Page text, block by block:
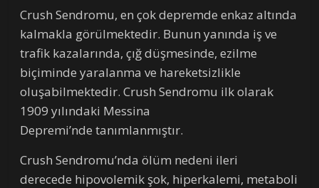
Crush Sendromu, en çok depremde enkaz altında
kalmakla görülmektedir. Bunun yanında iş ve
trafik kazalarında, çığ düşmesinde, ezilme
biçiminde yaralanma ve hareketsizlikle
oluşabilmektedir. Crush Sendromu ilk olarak
1909 yılındaki Messina
Depremi’nde tanımlanmıştır.
Crush Sendromu’nda ölüm nedeni ileri
derecede hipovolemik şok, hiperkalemi, metaboli